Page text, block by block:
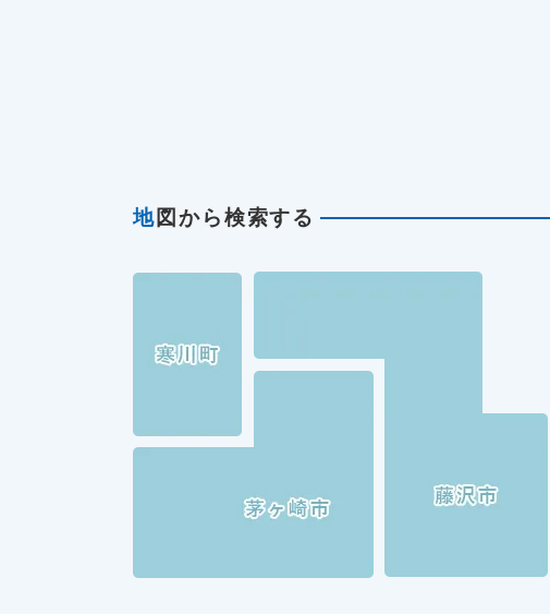
地図から検索する